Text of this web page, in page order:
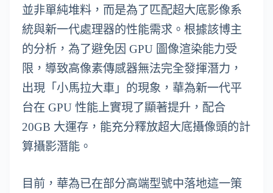
並非單純堆料，而是為了匹配超大底影像系
統與新一代處理器的性能需求。根據該博主
的分析，為了避免因 GPU 圖像渲染能力受
限，導致高像素傳感器無法完全發揮潛力，
出現「小馬拉大車」的現象，華為新一代平
台在 GPU 性能上實現了顯著提升，配合
20GB 大運存，能充分釋放超大底攝像頭的計
算攝影潛能。
目前，華為已在部分高端型號中落地這一策